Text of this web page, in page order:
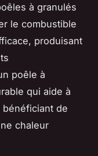
à granulés
le combustible
produisant
poêle à
qui aide à
de
chaleur